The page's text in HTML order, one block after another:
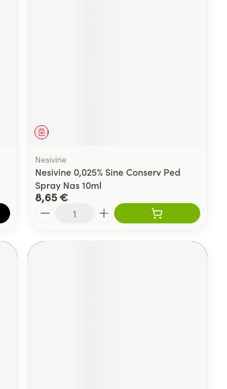
Médicament
Nesivine
Nesivine 0,025% Sine Conserv Ped
Spray Nas 10ml
8,65 €